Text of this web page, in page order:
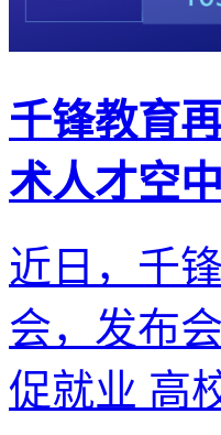
千锋教育
术人才空
近日，千
会，发布
促就业 高